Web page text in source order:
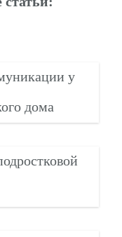
у
дома